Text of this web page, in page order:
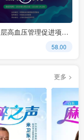
2020基层高血压管理促进项目 —— 致知●力行
58.00
更多 >